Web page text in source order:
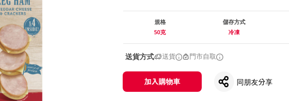
規格
50克
儲存方式
冷凍
送貨方式 送貨 門市自取
加入購物車 同朋友分享